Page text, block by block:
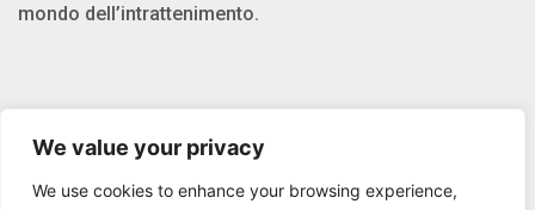
We value your privacy
We use cookies to enhance your browsing experience,
mondo dell’intrattenimento.
Privacy Policy
Cookie Policy